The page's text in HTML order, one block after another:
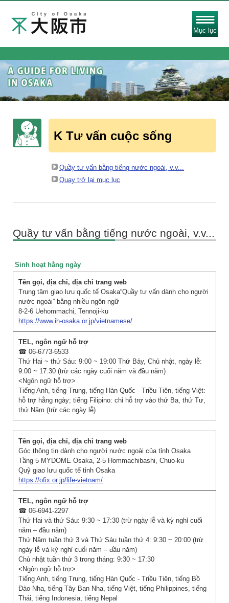
Mục lục
K Tư vấn cuộc sống
Quầy tư vấn bằng tiếng nước ngoài, v.v...
Quay trở lại mục lục
Quầy tư vấn bằng tiếng nước ngoài, v.v...
Sinh hoạt hằng ngày
Trung tâm giao lưu quốc tế Osaka“Quầy tư vấn dành cho người
nước ngoài” bằng nhiều ngôn ngữ
8-2-6 Uehommachi, Tennoji-ku
https://www.ih-osaka.or.jp/vietnamese/
☎ 06-6773-6533
Thứ Hai ~ thứ Sáu: 9:00 ~ 19:00 Thứ Bảy, Chủ nhật, ngày lễ:
9:00 ~ 17:30 (trừ các ngày cuối năm và đầu năm)
<Ngôn ngữ hỗ trợ>
Tiếng Anh, tiếng Trung, tiếng Hàn Quốc - Triều Tiên, tiếng Việt:
hỗ trợ hằng ngày; tiếng Filipino: chỉ hỗ trợ vào thứ Ba, thứ Tư,
thứ Năm (trừ các ngày lễ)
Góc thông tin dành cho người nước ngoài của tỉnh Osaka
Tầng 5 MYDOME Osaka, 2-5 Hommachibashi, Chuo-ku
Quỹ giao lưu quốc tế tỉnh Osaka
https://ofix.or.jp/life-vietnam/
☎ 06-6941-2297
Thứ Hai và thứ Sáu: 9:30 ~ 17:30 (trừ ngày lễ và kỳ nghỉ cuối
năm – đầu năm)
Thứ Năm tuần thứ 3 và Thứ Sáu tuần thứ 4: 9:30 ~ 20:00 (trừ
ngày lễ và kỳ nghỉ cuối năm – đầu năm)
Chủ nhật tuần thứ 3 trong tháng: 9:30 ~ 17:30
<Ngôn ngữ hỗ trợ>
Tiếng Anh, tiếng Trung, tiếng Hàn Quốc - Triều Tiên, tiếng Bồ
Đào Nha, tiếng Tây Ban Nha, tiếng Việt, tiếng Philippines, tiếng
Thái, tiếng Indonesia, tiếng Nepal